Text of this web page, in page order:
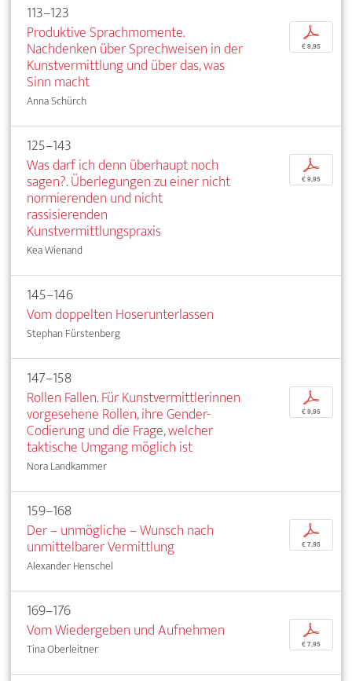
113–123
Produktive Sprachmomente.
Nachdenken über Sprechweisen in der
Kunstvermittlung und über das, was
Sinn macht
Anna Schürch
p
€ 9,95
125–143
Was darf ich denn überhaupt noch
sagen?. Überlegungen zu einer nicht
normierenden und nicht
rassisierenden
Kunstvermittlungspraxis
Kea Wienand
p
€ 9,95
145–146
Vom doppelten Hoserunterlassen
Stephan Fürstenberg
147–158
Rollen Fallen. Für Kunstvermittlerinnen
vorgesehene Rollen, ihre Gender-
Codierung und die Frage, welcher
taktische Umgang möglich ist
Nora Landkammer
p
€ 9,95
159–168
Der – unmögliche – Wunsch nach
unmittelbarer Vermittlung
Alexander Henschel
p
€ 7,95
169–176
Vom Wiedergeben und Aufnehmen
Tina Oberleitner
p
€ 7,95